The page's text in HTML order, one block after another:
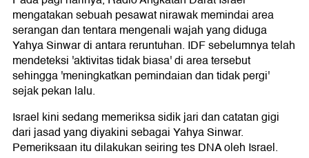
mengatakan sebuah pesawat nirawak memindai area
serangan dan tentara mengenali wajah yang diduga
Yahya Sinwar di antara reruntuhan. IDF sebelumnya telah
mendeteksi 'aktivitas tidak biasa' di area tersebut
sehingga 'meningkatkan pemindaian dan tidak pergi'
sejak pekan lalu.
Israel kini sedang memeriksa sidik jari dan catatan gigi
dari jasad yang diyakini sebagai Yahya Sinwar.
Pemeriksaan itu dilakukan seiring tes DNA oleh Israel.